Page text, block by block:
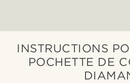
INSTRUCTIONS
POCHETTE DE